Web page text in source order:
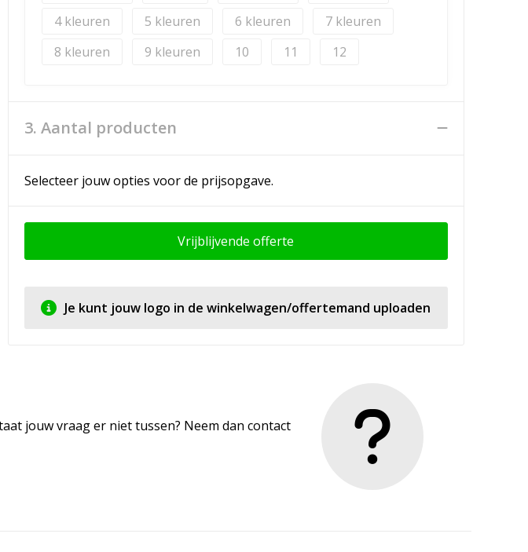
4
5 6
7
8
9 10 11 12
3. Aantal producten
Selecteer jouw opties voor de prijsopgave.
Vrijblijvende offerte
Je kunt jouw logo in de winkelwagen/offertemand uploaden
jouw vraag er niet tussen? Neem dan contact